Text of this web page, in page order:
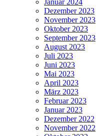
Dezember 2023
November 2023
Oktober 2023
September 2023
August 2023
Juli 2023
Juni 2023
Mai 2023
April 2023
März 2023
Februar 2023
Januar 2023
Dezember 2022
November 2022